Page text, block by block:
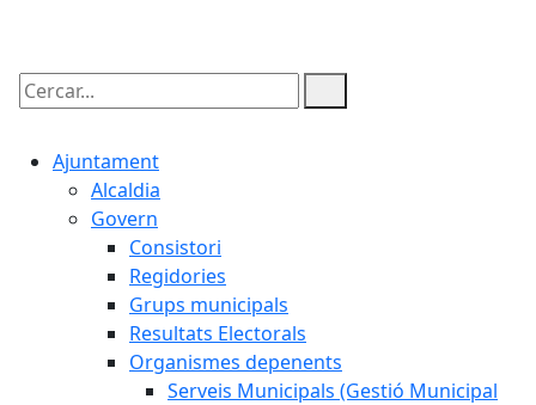
Cercar:
Ajuntament
Alcaldia
Govern
Consistori
Regidories
Grups municipals
Resultats Electorals
Organismes depenents
Serveis Municipals (Gestió Municipal